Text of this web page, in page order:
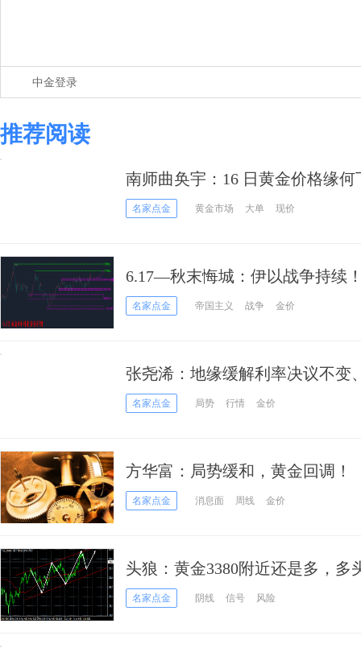
中金登录
推荐阅读
南师曲奂宇：16 日黄金价格缘
名家点金 黄金市场 大单 现价
6.17—秋末悔城：伊以战争持续
名家点金 帝国主义 战争 金价
张尧浠：地缘缓解利率决议不变
名家点金 局势 行情 金价
方华富：局势缓和，黄金回调！
名家点金 消息面 周线 金价
头狼：黄金3380附近还是多，多
名家点金 阴线 信号 风险